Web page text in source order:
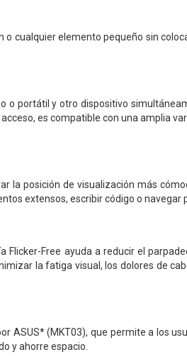
cualquier elemento pequeño sin
o portátil y otro dispositivo
es compatible con una amplia
la posición de visualización más
extensos, escribir código o navegar
Flicker-Free ayuda a reducir el
la fatiga visual, los dolores de
ASUS* (MKT03), que permite a los
y ahorre espacio.